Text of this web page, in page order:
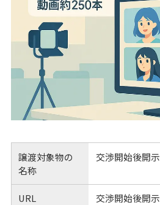
譲渡対象物の
名称
交渉開始後開示
URL 交渉開始後開示